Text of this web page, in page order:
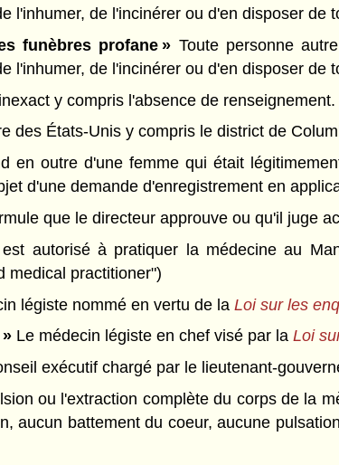
l'inhumer, de l'incinérer ou d'en disposer de
funèbres profane » Toute personne
l'inhumer, de l'incinérer ou d'en disposer de
y compris l'absence de renseignement.
des États-Unis y compris le district de
en outre d'une femme qui était
d'une demande d'enregistrement en
que le directeur approuve ou qu'il juge
autorisé à pratiquer la médecine au
medical practitioner")
légiste nommé en vertu de la Loi sur les
Le médecin légiste en chef visé par la Loi
exécutif chargé par le lieutenant-
ou l'extraction complète du corps de la
aucun battement du coeur, aucune